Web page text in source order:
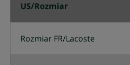
US/Rozmiar
Rozmiar FR/Lacoste